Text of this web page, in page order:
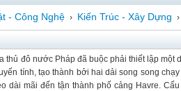
- Công Nghệ › Kiến Trúc - Xây Dựng ›
thủ đô nước Pháp đã buộc phải thiết lập một
tính, tạo thành bởi hai dải song song
dài mãi đến tận thành phố cảng Havre.